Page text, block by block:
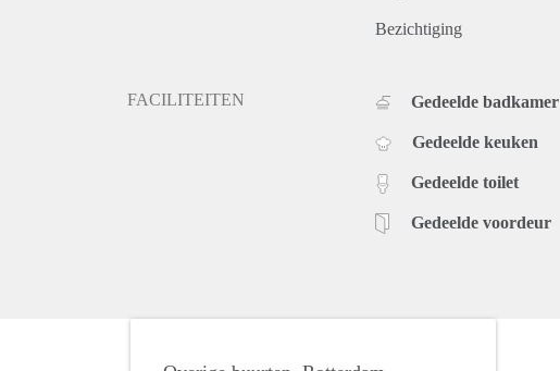
Bezichtiging
FACILITEITEN Gedeelde badkamer
Gedeelde keuken
Gedeelde toilet
Gedeelde voordeur